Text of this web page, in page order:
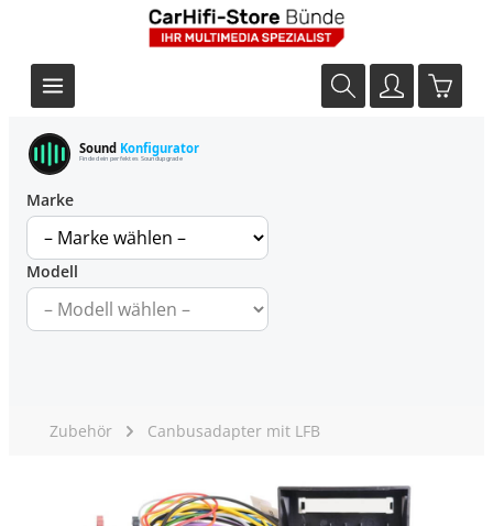
Sound Konfigurator
Finde dein perfektes Soundupgrade
Marke
Modell
Zubehör Canbusadapter mit LFB